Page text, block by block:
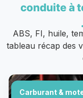
conduite à
ABS, FI, huile,
tableau récap des
Carburant &